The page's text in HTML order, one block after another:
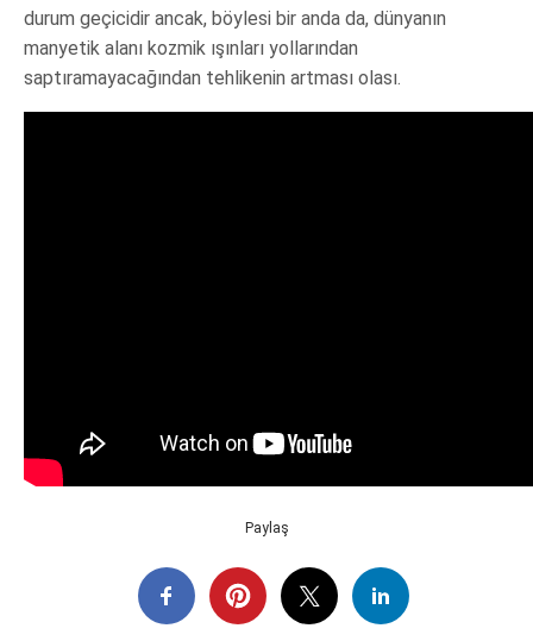
durum geçicidir ancak, böylesi bir anda da, dünyanın
manyetik alanı kozmik ışınları yollarından
saptıramayacağından tehlikenin artması olası.
Paylaş